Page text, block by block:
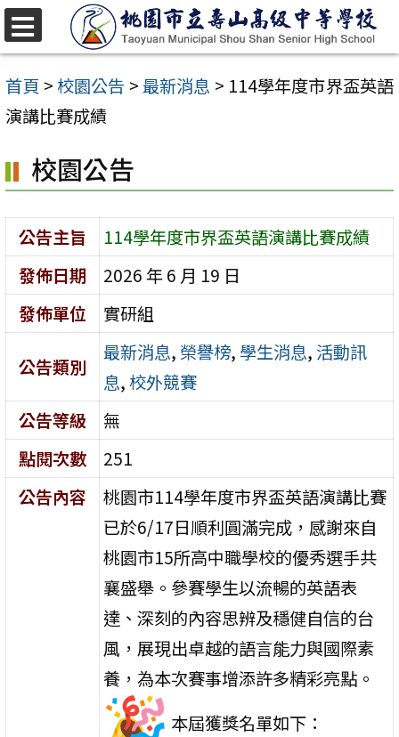
跳
至
主
要
容
區
首頁 >校園公告 >最新消息 > 114學年度市界盃英語
演講比賽成績
校園公告
公告主旨
114學年度市界盃英語演講比賽成績
發佈日期
2026 年 6 月 19 日
發佈單位
實研組
公告類別
最新消息, 榮譽榜, 學生消息, 活動訊
息,校外競賽
公告等級
無
點閱次數
251
公告內容
桃園市114學年度市界盃英語演講比賽
已於6/17日順利圓滿完成， 感謝來自
桃園市15所高中職學校的優秀選手共
襄盛舉。 參賽學生以流暢的英語表
達、深刻的內容思辨及穩健自信的台
風， 展現出卓越的語言能力與國際素
養，為本次賽事增添許多精彩亮點。
本屆獲獎名單如下：
選
單